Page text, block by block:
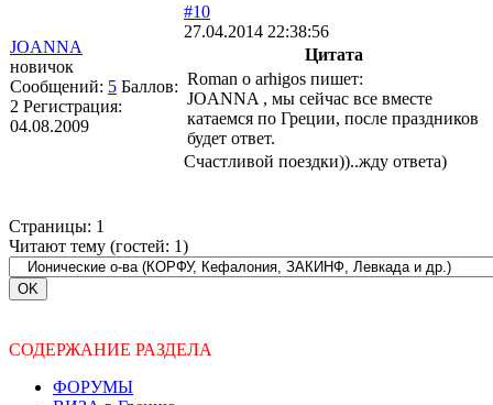
JOANNA
новичок
Сообщений: 5 Баллов:
2 Регистрация:
04.08.2009
#10
27.04.2014 22:38:56
Цитата
Roman o arhigos пишет:
JOANNA , мы сейчас все вместе
катаемся по Греции, после праздников
будет ответ.
Счастливой поездки))..жду ответа)
Страницы: 1
Читают тему (гостей: 1)
СОДЕРЖАНИЕ РАЗДЕЛА
ФОРУМЫ